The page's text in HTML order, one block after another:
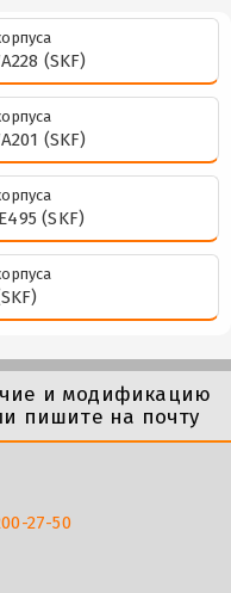
(SKF)
(SKF)
(SKF)
и модификацию
пишите на почту
27-50